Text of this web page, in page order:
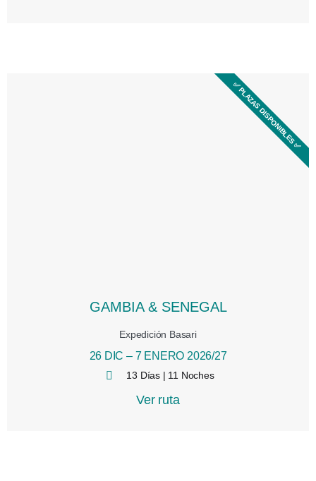
GAMBIA & SENEGAL
Expedición Basari
✅ PLAZAS DISPONIBLES ✅
26 DIC – 7 ENERO 2026/27
13 Días | 11 Noches
Ver ruta